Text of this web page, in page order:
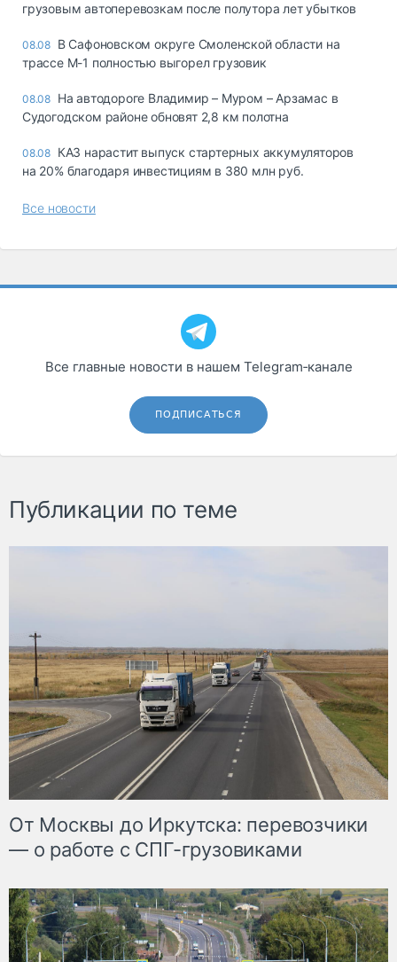
грузовым автоперевозкам после полутора лет убытков
08.08 В Сафоновском округе Смоленской области на
трассе М-1 полностью выгорел грузовик
08.08 На автодороге Владимир – Муром – Арзамас в
Судогодском районе обновят 2,8 км полотна
08.08 КАЗ нарастит выпуск стартерных аккумуляторов
на 20% благодаря инвестициям в 380 млн руб.
Все новости
Все главные новости в нашем Telegram‑канале
ПОДПИСАТЬСЯ
Публикации по теме
От Москвы до Иркутска: перевозчики
— о работе с СПГ-грузовиками